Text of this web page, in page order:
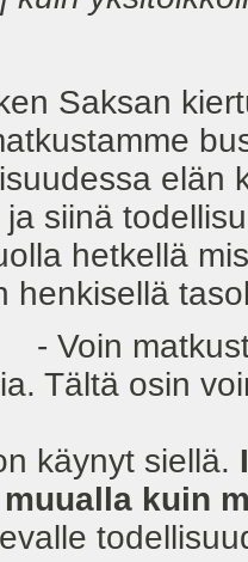
elän
siinä
hetkellä
henkisellä
Tältä osin
käynyt siellä.
kuin